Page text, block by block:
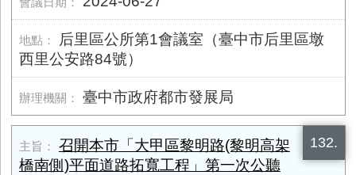
后里區公所第1會議室（臺中市后里區墩
西里公安路84號）
臺中市政府都市發展局
132.
召開本市「大甲區黎明路(黎明高架
橋南側)平面道路拓寬工程」第一次公聽